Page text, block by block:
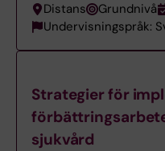
Distans Grundnivå
Undervisningspråk:
Strategier för
sjukvård